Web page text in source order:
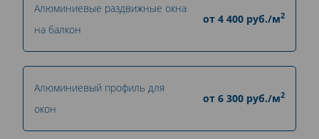
Алюминиевые раздвижные окна
на балкон
от 4 400 руб./м2
Алюминиевый профиль для
окон
от 6 300 руб./м2